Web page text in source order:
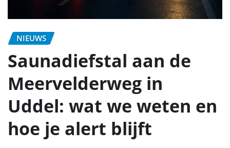
NIEUWS
Saunadiefstal aan de
Meervelderweg in
Uddel: wat we weten en
hoe je alert blijft